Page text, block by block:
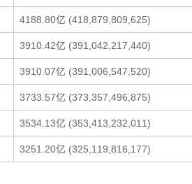
4188.80亿 (418,879,809,625)
3910.42亿 (391,042,217,440)
3910.07亿 (391,006,547,520)
3733.57亿 (373,357,496,875)
3534.13亿 (353,413,232,011)
3251.20亿 (325,119,816,177)